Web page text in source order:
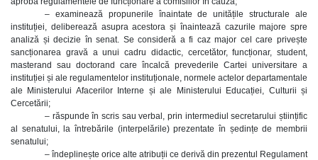
– examinează propunerile înaintate de unitățile structurale ale
instituției, deliberează asupra acestora și înaintează cazurile majore spre
analiză și decizie în senat. Se consideră a fi caz major cel care privește
sancționarea gravă a unui cadru didactic, cercetător, funcționar, student,
masterand sau doctorand care încalcă prevederile Cartei universitare a
instituției și ale regulamentelor instituționale, normele actelor departamentale
ale Ministerului Afacerilor Interne și ale Ministerului Educației, Culturii și
Cercetării;
– răspunde în scris sau verbal, prin intermediul secretarului științific
al senatului, la întrebările (interpelările) prezentate în ședințe de membrii
senatului;
– îndeplinește orice alte atribuții ce derivă din prezentul Regulament